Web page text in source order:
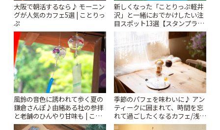
大阪で朝活するなら♪ モーニン
グが人気のカフェ5選 | ことりっ
ぷ
新しくなった「ことりっぷ軽井
沢」と一緒におでかけしたい注
目スポット13選【スタンプラリ
ー開催中】 | ことりっぷ
風鈴の音色に誘われて歩く夏の
鎌倉さんぽ♪由緒ある社の参拝
と老舗のひんやり甘味も | こと
りっぷ
季節のパフェを味わいに♪ アン
ティークに囲まれて、時間を忘
れて過ごしたくなるカフェ/浅草
「annorum cafe」 | ことりっぷ